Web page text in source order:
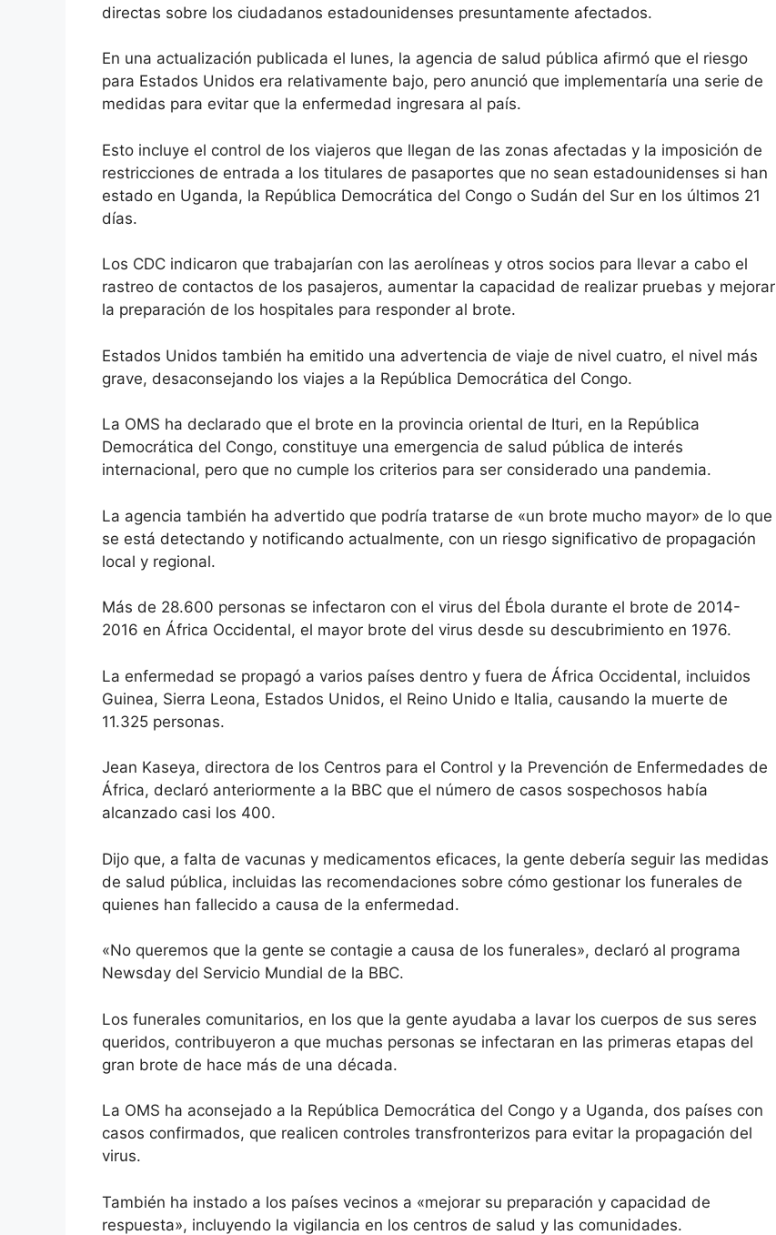
directas sobre los ciudadanos estadounidenses presuntamente afectados.
En una actualización publicada el lunes, la agencia de salud pública afirmó que el riesgo
para Estados Unidos era relativamente bajo, pero anunció que implementaría una serie de
medidas para evitar que la enfermedad ingresara al país.
Esto incluye el control de los viajeros que llegan de las zonas afectadas y la imposición de
restricciones de entrada a los titulares de pasaportes que no sean estadounidenses si han
estado en Uganda, la República Democrática del Congo o Sudán del Sur en los últimos 21
días.
Los CDC indicaron que trabajarían con las aerolíneas y otros socios para llevar a cabo el
rastreo de contactos de los pasajeros, aumentar la capacidad de realizar pruebas y mejorar
la preparación de los hospitales para responder al brote.
Estados Unidos también ha emitido una advertencia de viaje de nivel cuatro, el nivel más
grave, desaconsejando los viajes a la República Democrática del Congo.
La OMS ha declarado que el brote en la provincia oriental de Ituri, en la República
Democrática del Congo, constituye una emergencia de salud pública de interés
internacional, pero que no cumple los criterios para ser considerado una pandemia.
La agencia también ha advertido que podría tratarse de «un brote mucho mayor» de lo que
se está detectando y notificando actualmente, con un riesgo significativo de propagación
local y regional.
Más de 28.600 personas se infectaron con el virus del Ébola durante el brote de 2014-
2016 en África Occidental, el mayor brote del virus desde su descubrimiento en 1976.
La enfermedad se propagó a varios países dentro y fuera de África Occidental, incluidos
Guinea, Sierra Leona, Estados Unidos, el Reino Unido e Italia, causando la muerte de
11.325 personas.
Jean Kaseya, directora de los Centros para el Control y la Prevención de Enfermedades de
África, declaró anteriormente a la BBC que el número de casos sospechosos había
alcanzado casi los 400.
Dijo que, a falta de vacunas y medicamentos eficaces, la gente debería seguir las medidas
de salud pública, incluidas las recomendaciones sobre cómo gestionar los funerales de
quienes han fallecido a causa de la enfermedad.
«No queremos que la gente se contagie a causa de los funerales», declaró al programa
Newsday del Servicio Mundial de la BBC.
Los funerales comunitarios, en los que la gente ayudaba a lavar los cuerpos de sus seres
queridos, contribuyeron a que muchas personas se infectaran en las primeras etapas del
gran brote de hace más de una década.
La OMS ha aconsejado a la República Democrática del Congo y a Uganda, dos países con
casos confirmados, que realicen controles transfronterizos para evitar la propagación del
virus.
También ha instado a los países vecinos a «mejorar su preparación y capacidad de
respuesta», incluyendo la vigilancia en los centros de salud y las comunidades.